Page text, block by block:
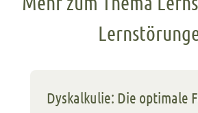
Dyskalkulie: Die optimale